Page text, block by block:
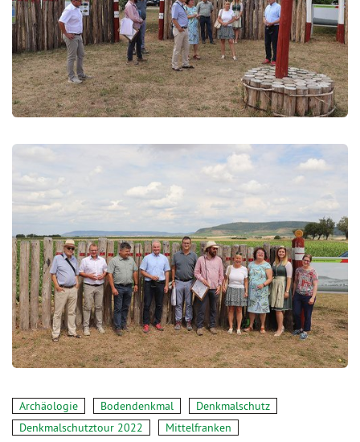
Archäologie Bodendenkmal
Denkmalschutz
Denkmalschutztour 2022
Mittelfranken